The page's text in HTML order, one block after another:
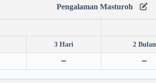
Pengalaman Masturoh
3 Hari 2 Bulan
➖ ➖